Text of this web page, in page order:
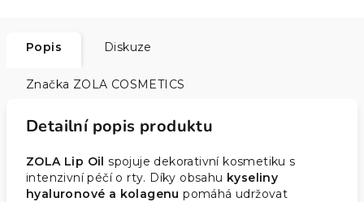
Popis Diskuze
Značka ZOLA COSMETICS
Detailní popis produktu
ZOLA Lip Oil spojuje dekorativní kosmetiku s
intenzivní péčí o rty. Díky obsahu kyseliny
hyaluronové a kolagenu pomáhá udržovat